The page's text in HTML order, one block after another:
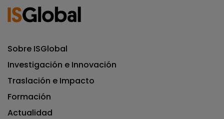
Sobre ISGlobal
Investigación e Innovación
Traslación e Impacto
Formación
Actualidad